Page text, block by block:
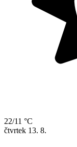
22/11 °C
čtvrtek 13. 8.